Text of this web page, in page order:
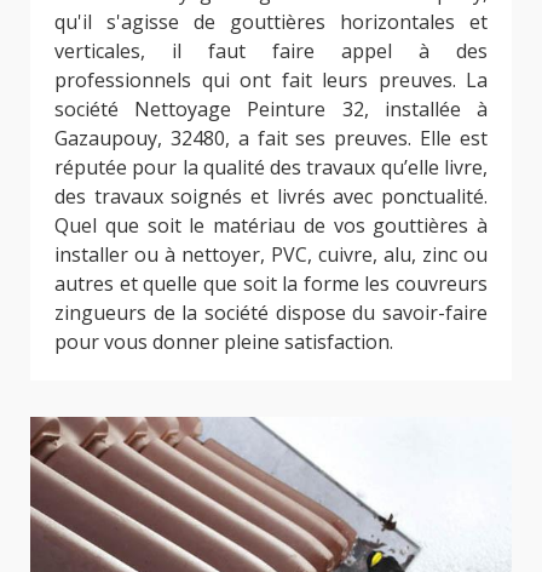
qu'il s'agisse de gouttières horizontales et
verticales, il faut faire appel à des
professionnels qui ont fait leurs preuves. La
société Nettoyage Peinture 32, installée à
Gazaupouy, 32480, a fait ses preuves. Elle est
réputée pour la qualité des travaux qu’elle livre,
des travaux soignés et livrés avec ponctualité.
Quel que soit le matériau de vos gouttières à
installer ou à nettoyer, PVC, cuivre, alu, zinc ou
autres et quelle que soit la forme les couvreurs
zingueurs de la société dispose du savoir-faire
pour vous donner pleine satisfaction.